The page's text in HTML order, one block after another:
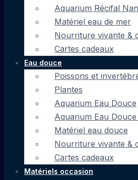
Aquarium Récifal
Matériel eau de mer
Nourriture vivante &
Cartes cadeaux
Eau douce
Poissons et
Plantes
Aquarium Eau Douce
Aquarium Eau
Matériel eau douce
Nourriture vivante &
Cartes cadeaux
Matériels occasion